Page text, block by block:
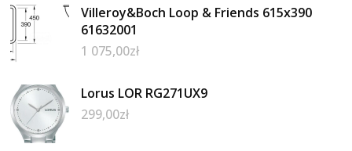
Villeroy&Boch Loop & Friends 615x390
61632001
1 075,00zł
Lorus LOR RG271UX9
299,00zł